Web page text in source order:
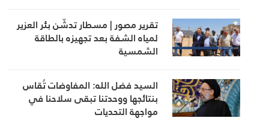
تقرير مصور | مسطار تدشّن بئر العزير
لمياه الشفة بعد تجهيزه بالطاقة
الشمسية
السيد فضل الله: المفاوضات تُقاس
بنتائجها ووحدتنا تبقى سلاحنا في
مواجهة التحديات